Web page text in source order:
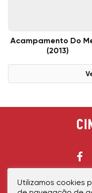
Acampamento Do
(2013)
Utilizamos cookies